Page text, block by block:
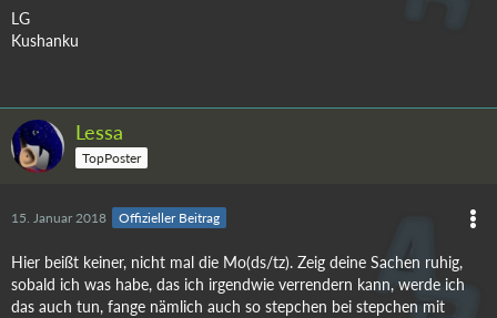
LG
Kushanku
Lessa
TopPoster
15. Januar 2018 Offizieller Beitrag
Hier beißt keiner, nicht mal die Mo(ds/tz). Zeig deine Sachen ruhig,
sobald ich was habe, das ich irgendwie verrendern kann, werde ich
das auch tun, fange nämlich auch so stepchen bei stepchen mit